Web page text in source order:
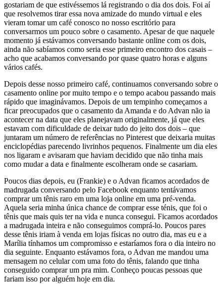
gostariam de que estivéssemos lá registrando o dia dos dois. Foi aí
que resolvemos tirar essa nova amizade do mundo virtual e eles
vieram tomar um café conosco no nosso escritório para
conversarmos um pouco sobre o casamento. Apesar de que naquele
momento já estávamos conversando bastante online com os dois,
ainda não sabíamos como seria esse primeiro encontro dos casais –
acho que acabamos conversando por quase quatro horas e alguns
vários cafés.
Depois desse nosso primeiro café, continuamos conversando sobre o
casamento online por muito tempo e o tempo acabou passando mais
rápido que imaginávamos. Depois de um tempinho começamos a
ficar preocupados que o casamento da Amanda e do Advan não ia
acontecer na data que eles planejavam originalmente, já que eles
estavam com dificuldade de deixar tudo do jeito dos dois – que
juntaram um número de referências no Pinterest que deixaria muitas
enciclopédias parecendo livrinhos pequenos. Finalmente um dia eles
nos ligaram e avisaram que haviam decidido que não tinha mais
como mudar a data e finalmente escolheram onde se casariam.
Poucos dias depois, eu (Frankie) e o Advan ficamos acordados de
madrugada conversando pelo Facebook enquanto tentávamos
comprar um tênis raro em uma loja online em uma pré-venda.
Aquela seria minha única chance de comprar esse ténis, que foi o
tênis que mais quis ter na vida e nunca consegui. Ficamos acordados
a madrugada inteira e não conseguimos comprá-lo. Poucos pares
desse tênis iriam à venda em lojas físicas no outro dia, mas eu e a
Marília tínhamos um compromisso e estaríamos fora o dia inteiro no
dia seguinte. Enquanto estávamos fora, o Advan me mandou uma
mensagem no celular com uma foto do tênis, falando que tinha
conseguido comprar um pra mim. Conheço poucas pessoas que
fariam isso por alguém hoje em dia.